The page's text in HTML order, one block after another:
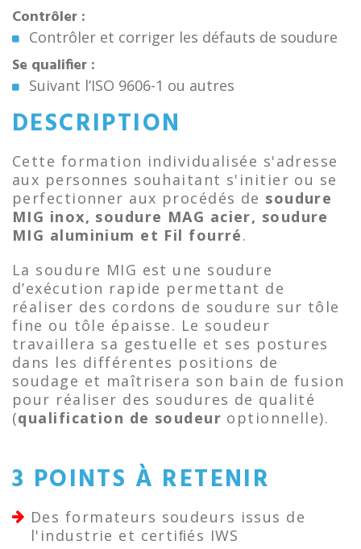
Contrôler :
Contrôler et corriger les défauts de soudure
Se qualifier :
Suivant l’ISO 9606-1 ou autres
DESCRIPTION
Cette formation individualisée s'adresse
aux personnes souhaitant s'initier ou se
perfectionner aux procédés de soudure
MIG inox, soudure MAG acier, soudure
MIG aluminium et Fil fourré.
La soudure MIG est une soudure
d’exécution rapide permettant de
réaliser des cordons de soudure sur tôle
fine ou tôle épaisse. Le soudeur
travaillera sa gestuelle et ses postures
dans les différentes positions de
soudage et maîtrisera son bain de fusion
pour réaliser des soudures de qualité
(qualification de soudeur optionnelle).
3 POINTS À RETENIR
Des formateurs soudeurs issus de
l'industrie et certiﬁés IWS